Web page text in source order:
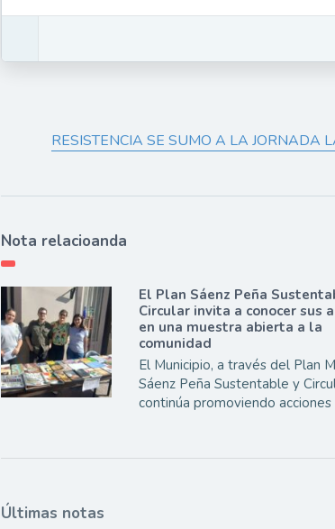
RESISTENCIA SE SUMO A LA JORNADA
Nota relacioanda
El Plan Sáenz Peña
Circular invita a conocer sus
en una muestra abierta a la
comunidad
El Municipio, a través del Plan
Sáenz Peña Sustentable y
continúa promoviendo acciones
Últimas notas